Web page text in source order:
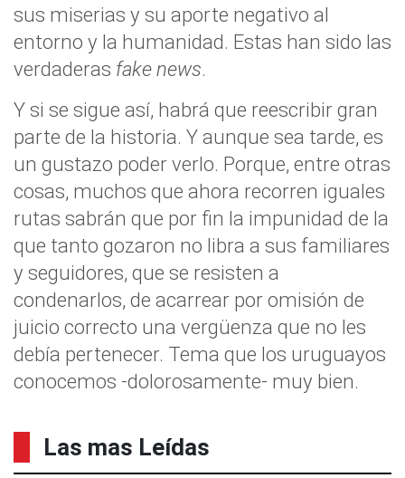
sus miserias y su aporte negativo al
entorno y la humanidad. Estas han sido las
verdaderas fake news.
Y si se sigue así, habrá que reescribir gran
parte de la historia. Y aunque sea tarde, es
un gustazo poder verlo. Porque, entre otras
cosas, muchos que ahora recorren iguales
rutas sabrán que por fin la impunidad de la
que tanto gozaron no libra a sus familiares
y seguidores, que se resisten a
condenarlos, de acarrear por omisión de
juicio correcto una vergüenza que no les
debía pertenecer. Tema que los uruguayos
conocemos -dolorosamente- muy bien.
Las mas Leídas